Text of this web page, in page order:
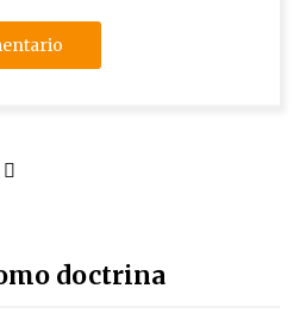
doctrina